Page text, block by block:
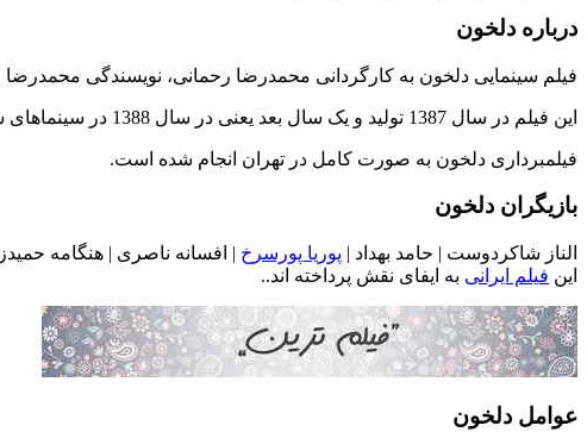
درباره دلخون
فیلم سینمایی دلخون به کارگردانی محمدرضا رحمانی، نویسندگی
این فیلم در سال 1387 تولید و یک سال بعد یعنی در سال 1388 در سینماهای سرتاسر ایران اکران شد.
فیلمبرداری دلخون به صورت کامل در تهران انجام شده است.
بازیگران دلخون
الناز شاکردوست | حامد بهداد | پوریا پورسرخ | افسانه ناصری | هنگامه
این فیلم ایرانی به ایفای نقش پرداخته اند..
عوامل دلخون